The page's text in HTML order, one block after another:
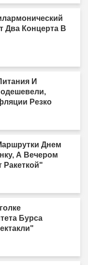
Два Концерта В
И
Резко
Днем
А Вечером
Ракеткой"
Бурса